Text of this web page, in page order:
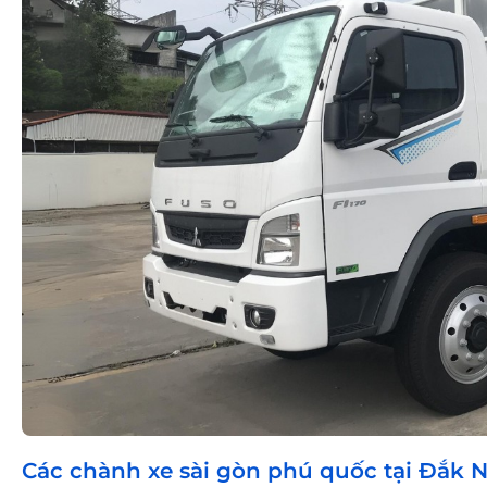
Các chành xe sài gòn phú quốc tại Đắk